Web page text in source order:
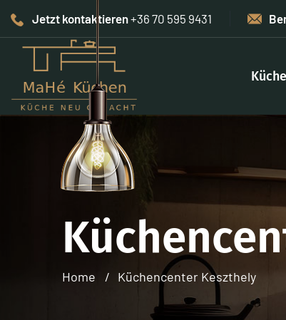
Jetzt kontaktieren+36 70 595 9431
Home Küchencenter Keszthely